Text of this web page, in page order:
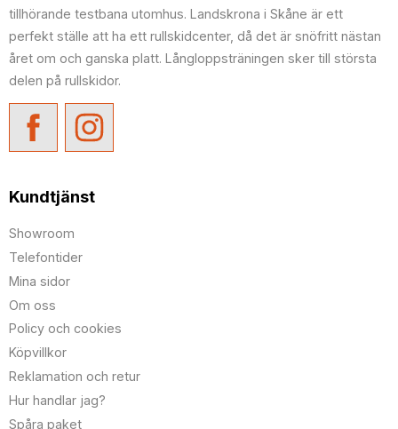
tillhörande testbana utomhus. Landskrona i Skåne är ett
perfekt ställe att ha ett rullskidcenter, då det är snöfritt nästan
året om och ganska platt. Långloppsträningen sker till största
delen på rullskidor.
Kundtjänst
Showroom
Telefontider
Mina sidor
Om oss
Policy och cookies
Köpvillkor
Reklamation och retur
Hur handlar jag?
Spåra paket